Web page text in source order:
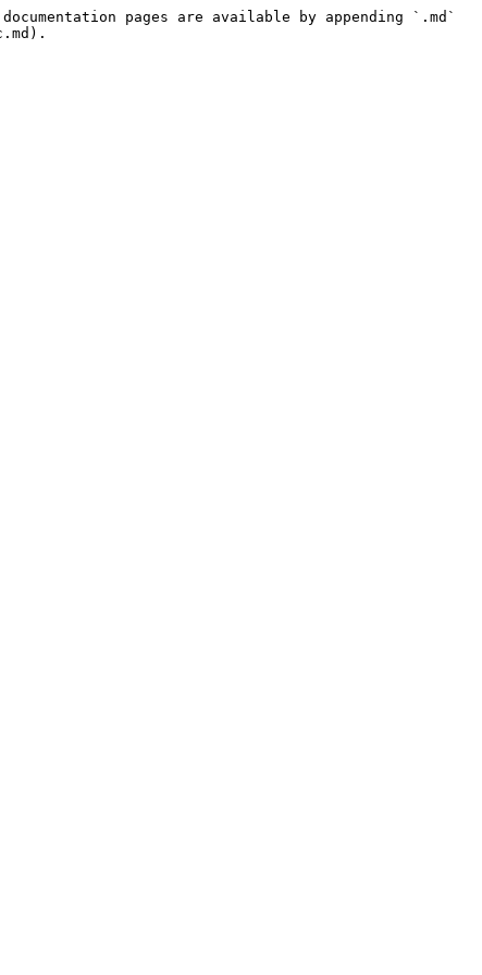
pages are available by appending `.md`